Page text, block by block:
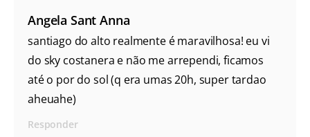
Angela Sant Anna
santiago do alto realmente é maravilhosa! eu vi
do sky costanera e não me arrependi, ficamos
até o por do sol (q era umas 20h, super tardao
aheuahe)
Responder